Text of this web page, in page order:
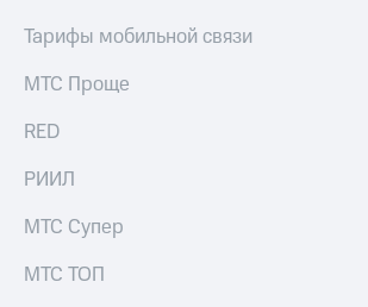
Тарифы мобильной связи
МТС Проще
RED
РИИЛ
МТС Супер
МТС ТОП